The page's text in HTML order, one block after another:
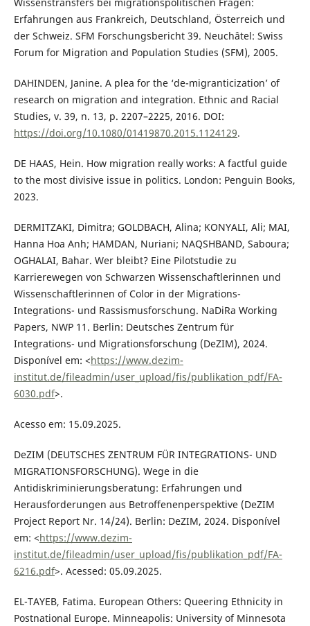
Wissenstransfers bei migrationspolitischen Fragen:
Erfahrungen aus Frankreich, Deutschland, Österreich und
der Schweiz. SFM Forschungsbericht 39. Neuchâtel: Swiss
Forum for Migration and Population Studies (SFM), 2005.
DAHINDEN, Janine. A plea for the ‘de-migranticization’ of
research on migration and integration. Ethnic and Racial
Studies, v. 39, n. 13, p. 2207–2225, 2016. DOI:
https://doi.org/10.1080/01419870.2015.1124129.
DE HAAS, Hein. How migration really works: A factful guide
to the most divisive issue in politics. London: Penguin Books,
2023.
DERMITZAKI, Dimitra; GOLDBACH, Alina; KONYALI, Ali; MAI,
Hanna Hoa Anh; HAMDAN, Nuriani; NAQSHBAND, Saboura;
OGHALAI, Bahar. Wer bleibt? Eine Pilotstudie zu
Karrierewegen von Schwarzen Wissenschaftlerinnen und
Wissenschaftlerinnen of Color in der Migrations-
Integrations- und Rassismusforschung. NaDiRa Working
Papers, NWP 11. Berlin: Deutsches Zentrum für
Integrations- und Migrationsforschung (DeZIM), 2024.
Disponível em: <https://www.dezim-
institut.de/fileadmin/user_upload/fis/publikation_pdf/FA-
6030.pdf>.
Acesso em: 15.09.2025.
DeZIM (DEUTSCHES ZENTRUM FÜR INTEGRATIONS- UND
MIGRATIONSFORSCHUNG). Wege in die
Antidiskriminierungsberatung: Erfahrungen und
Herausforderungen aus Betroffenenperspektive (DeZIM
Project Report Nr. 14/24). Berlin: DeZIM, 2024. Disponível
em: <https://www.dezim-
institut.de/fileadmin/user_upload/fis/publikation_pdf/FA-
6216.pdf>. Acessed: 05.09.2025.
EL-TAYEB, Fatima. European Others: Queering Ethnicity in
Postnational Europe. Minneapolis: University of Minnesota